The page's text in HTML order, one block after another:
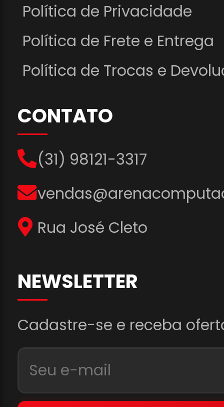
Política de Privacidade
Política de Frete e Entrega
Política de Trocas e
CONTATO
(31) 98121-3317
Rua José Cleto
NEWSLETTER
Cadastre-se e receba